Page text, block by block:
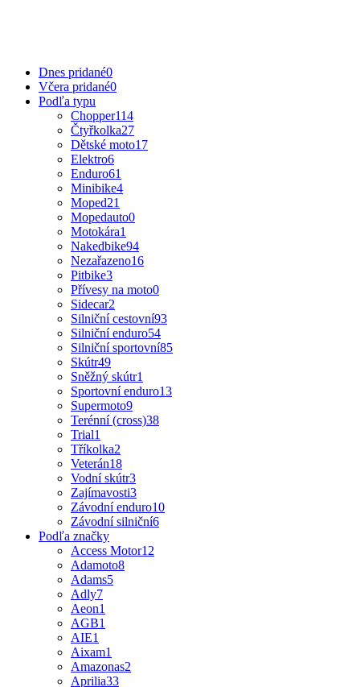
Dnes pridané0
Včera pridané0
Podľa typu
Chopper114
Čtyřkolka27
Dětské moto17
Elektro6
Enduro61
Minibike4
Moped21
Mopedauto0
Motokára1
Nakedbike94
Nezařazeno16
Pitbike3
Přívesy na moto0
Sidecar2
Silniční cestovní93
Silniční enduro54
Silniční sportovní85
Skútr49
Sněžný skútr1
Sportovní enduro13
Supermoto9
Terénní (cross)38
Trial1
Tříkolka2
Veterán18
Vodní skútr3
Zajímavosti3
Závodní enduro10
Závodní silniční6
Podľa značky
Access Motor12
Adamoto8
Adams5
Adly7
Aeon1
AGB1
AIE1
Aixam1
Amazonas2
Aprilia33